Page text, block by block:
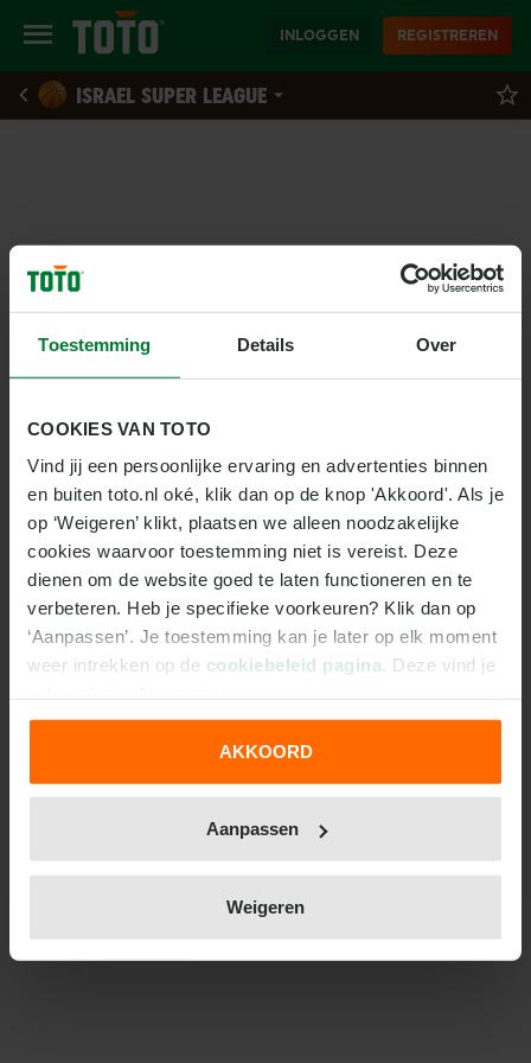
Toestemming Details Over
COOKIES VAN TOTO
Vind jij een persoonlijke ervaring en advertenties binnen
en buiten toto.nl oké, klik dan op de knop 'Akkoord'. Als je
op ‘Weigeren’ klikt, plaatsen we alleen noodzakelijke
cookies waarvoor toestemming niet is vereist. Deze
dienen om de website goed te laten functioneren en te
verbeteren. Heb je specifieke voorkeuren? Klik dan op
‘Aanpassen’. Je toestemming kan je later op elk moment
weer intrekken op de cookiebeleid pagina . Deze vind je
We werken samen met31 derdendie uw gegevens
AKKOORD
Aanpassen
Weigeren
INLOGGEN REGISTREREN
ISRAEL SUPER LEAGUE